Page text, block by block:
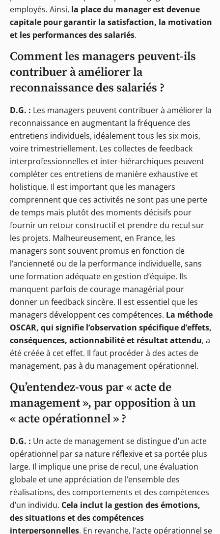
employés. Ainsi, la place du manager est devenue
capitale pour garantir la satisfaction, la motivation
et les performances des salariés.
Comment les managers peuvent-ils
contribuer à améliorer la
reconnaissance des salariés ?
D.G. : Les managers peuvent contribuer à améliorer la
reconnaissance en augmentant la fréquence des
entretiens individuels, idéalement tous les six mois,
voire trimestriellement. Les collectes de feedback
interprofessionnelles et inter-hiérarchiques peuvent
compléter ces entretiens de manière exhaustive et
holistique. Il est important que les managers
comprennent que ces activités ne sont pas une perte
de temps mais plutôt des moments décisifs pour
fournir un retour constructif et prendre du recul sur
les projets. Malheureusement, en France, les
managers sont souvent promus en fonction de
l’ancienneté ou de la performance individuelle, sans
une formation adéquate en gestion d’équipe. Ils
manquent parfois de courage managérial pour
donner un feedback sincère. Il est essentiel que les
managers développent ces compétences. La méthode
OSCAR, qui signifie l’observation spécifique d’effets,
conséquences, actionnabilité et résultat attendu, a
été créée à cet effet. Il faut procéder à des actes de
management, pas à du management opérationnel.
Qu’entendez-vous par « acte de
management », par opposition à un
« acte opérationnel » ?
D.G. : Un acte de management se distingue d’un acte
opérationnel par sa nature réflexive et sa portée plus
large. Il implique une prise de recul, une évaluation
globale et une appréciation de l’ensemble des
réalisations, des comportements et des compétences
d’un individu. Cela inclut la gestion des émotions,
des situations et des compétences
interpersonnelles. En revanche, l’acte opérationnel se